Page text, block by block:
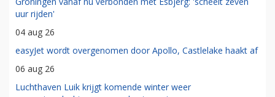
uur rijden'
04 aug 26
easyJet wordt overgenomen door Apollo, Castlelake haakt af
06 aug 26
Luchthaven Luik krijgt komende winter weer